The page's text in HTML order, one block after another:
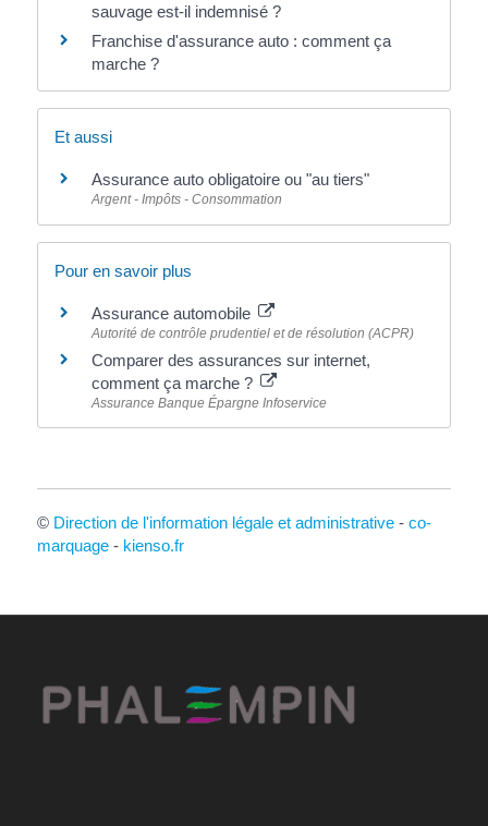
sauvage est-il indemnisé ?
Franchise d'assurance auto : comment ça
marche ?
Et aussi
Assurance auto obligatoire ou "au tiers"
Argent - Impôts - Consommation
Pour en savoir plus
Assurance automobile
Autorité de contrôle prudentiel et de résolution (ACPR)
Comparer des assurances sur internet,
comment ça marche ?
Assurance Banque Épargne Infoservice
© Direction de l'information légale et administrative- co-
marquage- kienso.fr